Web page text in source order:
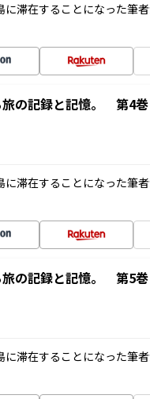
滞在することになった筆
の記録と記憶。 第4巻
滞在することになった筆
の記録と記憶。 第5巻
滞在することになった筆